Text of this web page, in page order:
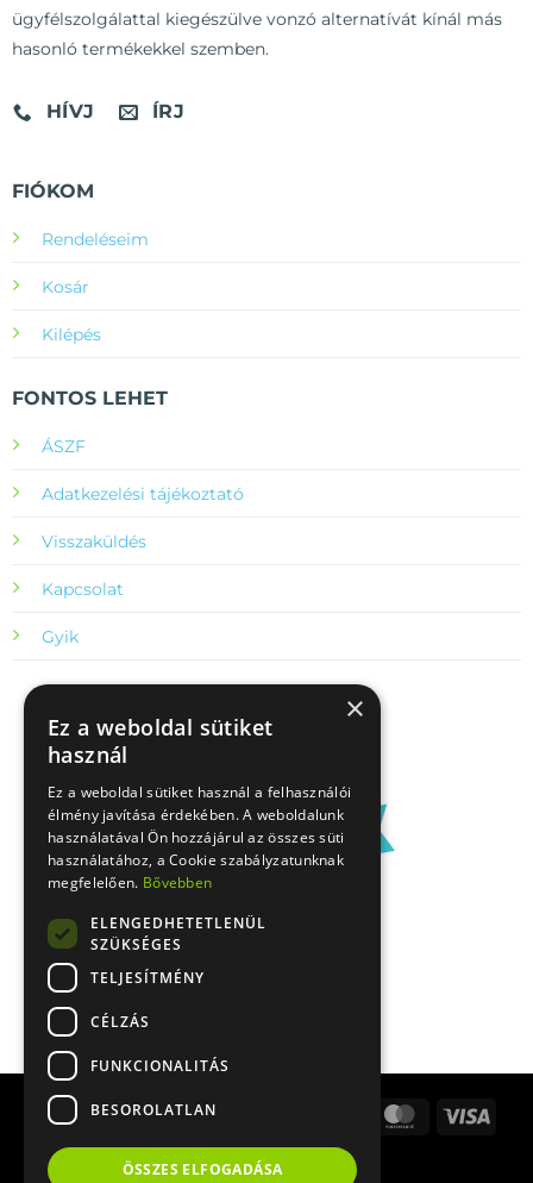
ügyfélszolgálattal kiegészülve vonzó alternatívát kínál más
hasonló termékekkel szemben.
HÍVJ ÍRJ
FIÓKOM
Rendeléseim
Kosár
Kilépés
FONTOS LEHET
ÁSZF
Adatkezelési tájékoztató
Visszaküldés
Kapcsolat
Gyik
Stripe
Apple
Cash
Delivery
MasterCard
Visa
PayPal
×
Ez a weboldal sütiket
használ
Ez a weboldal sütiket használ a felhasználói
élmény javítása érdekében. A weboldalunk
használatával Ön hozzájárul az összes süti
használatához, a Cookie szabályzatunknak
megfelelően. Bővebben
ELENGEDHETETLENÜL
SZÜKSÉGES
TELJESÍTMÉNY
CÉLZÁS
FUNKCIONALITÁS
BESOROLATLAN
ÖSSZES ELFOGADÁSA